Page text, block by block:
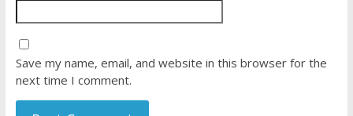
Save my name, email, and website in this browser for the
next time I comment.